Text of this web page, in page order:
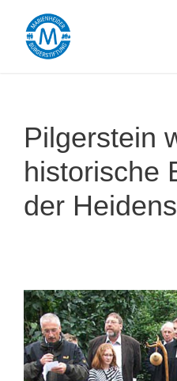
Pilgerstein
historische
der